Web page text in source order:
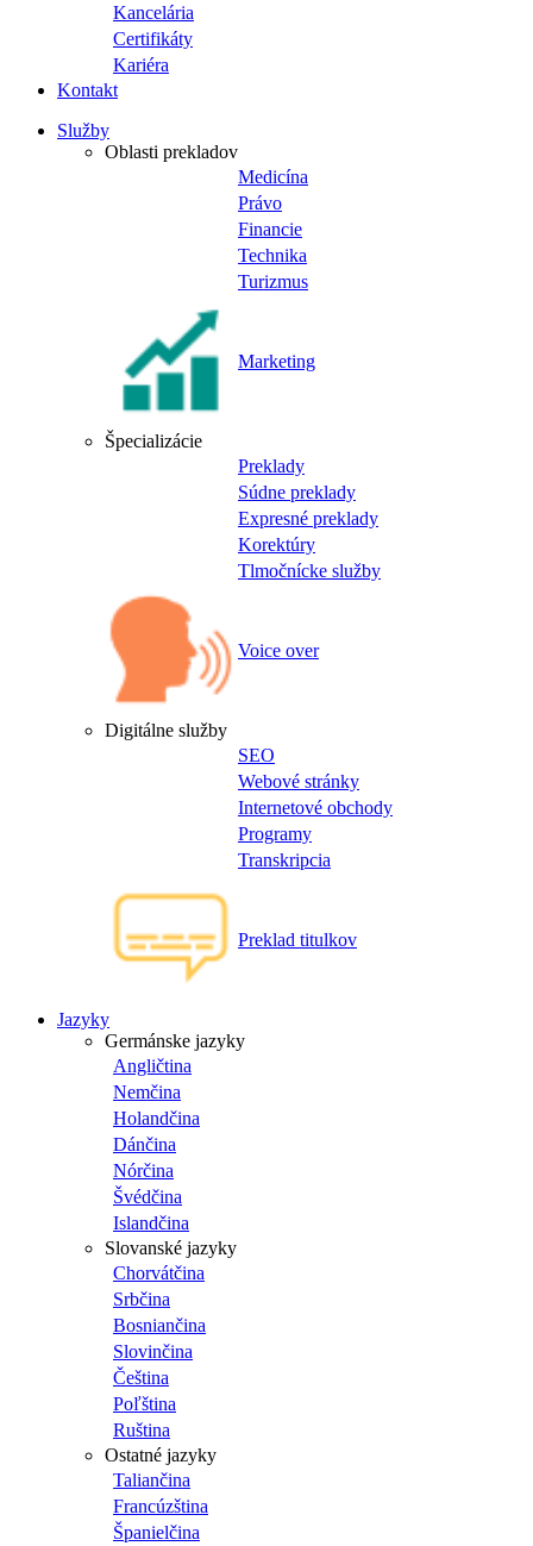
Kancelária
Certifikáty
Kariéra
Kontakt
Služby
Oblasti prekladov
Medicína
Právo
Financie
Technika
Turizmus
Marketing
Špecializácie
Preklady
Súdne preklady
Expresné preklady
Korektúry
Tlmočnícke služby
Voice over
Digitálne služby
SEO
Webové stránky
Internetové obchody
Programy
Transkripcia
Preklad titulkov
Jazyky
Germánske jazyky
Angličtina
Nemčina
Holandčina
Dánčina
Nórčina
Švédčina
Islandčina
Slovanské jazyky
Chorvátčina
Srbčina
Bosniančina
Slovinčina
Čeština
Poľština
Ruština
Ostatné jazyky
Taliančina
Francúzština
Španielčina